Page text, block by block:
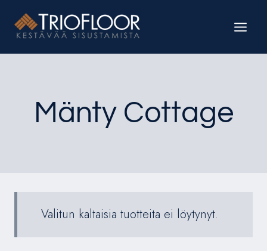
sisältöön
Mänty Cottage
Valitun kaltaisia tuotteita ei löytynyt.